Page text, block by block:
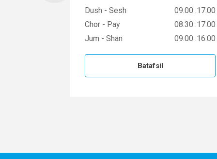
Dush - Sesh
09.00 :17.00
Chor - Pay
08.30 :17.00
Jum - Shan
09.00 :16.00
Batafsil